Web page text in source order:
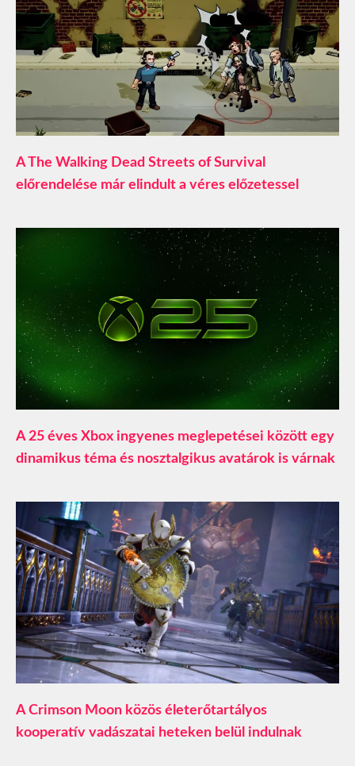
A The Walking Dead Streets of Survival
előrendelése már elindult a véres előzetessel
A 25 éves Xbox ingyenes meglepetései között egy
dinamikus téma és nosztalgikus avatárok is várnak
A Crimson Moon közös életerőtartályos
kooperatív vadászatai heteken belül indulnak